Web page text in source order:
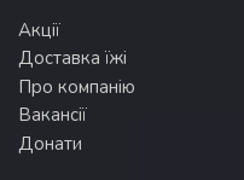
Акції
Доставка їжі
Про компанію
Вакансії
Донати